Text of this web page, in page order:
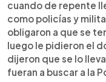
cuando de repente
como policías y
obligaron a que se
luego le pidieron el
dijeron que se lo
fueran a buscar a la